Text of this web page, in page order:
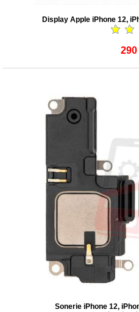
Display Apple iPhone 12,
290
Sonerie iPhone 12,